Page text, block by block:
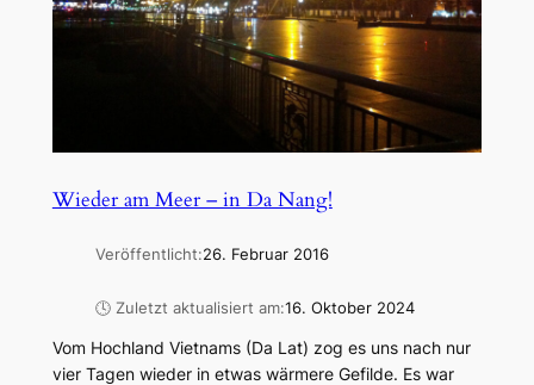
Wieder am Meer – in Da Nang!
Veröffentlicht:26. Februar 2016
🕓 Zuletzt aktualisiert am:16. Oktober 2024
Vom Hochland Vietnams (Da Lat) zog es uns nach nur
vier Tagen wieder in etwas wärmere Gefilde. Es war